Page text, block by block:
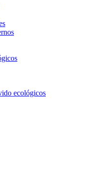
ecológicos